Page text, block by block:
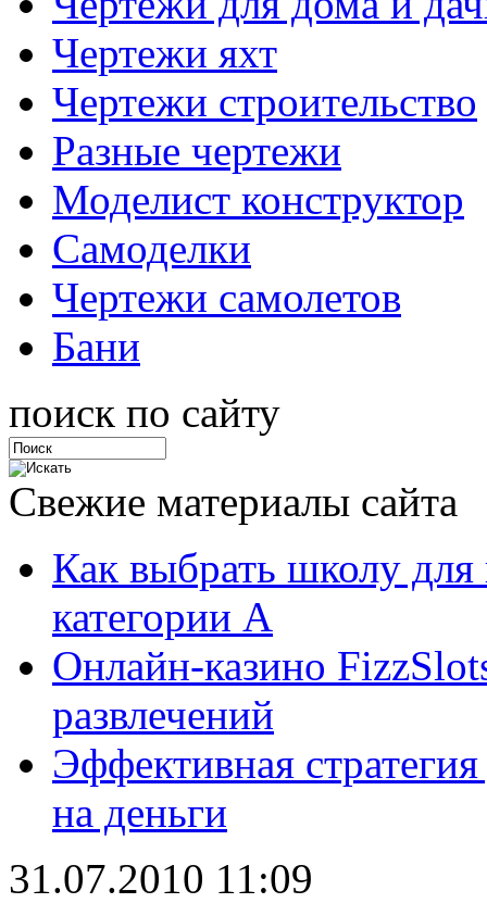
Чертежи яхт
Чертежи строительство
Разные чертежи
Моделист конструктор
Самоделки
Чертежи самолетов
Бани
поиск по сайту
Свежие материалы сайта
Как выбрать школу для
категории А
Онлайн-казино
развлечений
Эффективная
на деньги
31.07.2010 11:09